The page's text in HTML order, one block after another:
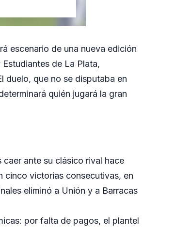
escenario de una nueva edición
de La Plata,
duelo, que no se disputaba en
quién jugará la gran
ante su clásico rival hace
cinco victorias consecutivas, en
eliminó a Unión y a Barracas
por falta de pagos, el plantel